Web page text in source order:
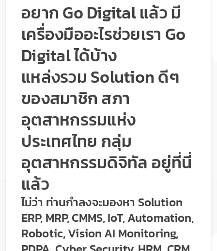
อยาก Go Digital แล้ว มี
เครื่องมืออะไรช่วยเรา Go
Digital ได้บ้าง
แหล่งรวม Solution ดีๆ
ของสมาชิก สภา
อุตสาหกรรมแห่ง
ประเทศไทย กลุ่ม
อุตสาหกรรมดิจิทัล อยู่ที่นี่
แล้ว
ไม่ว่า ท่านกำลงจะมองหา Solution
ERP, MRP, CMMS, IoT, Automation,
Robotic, Vision AI Monitoring,